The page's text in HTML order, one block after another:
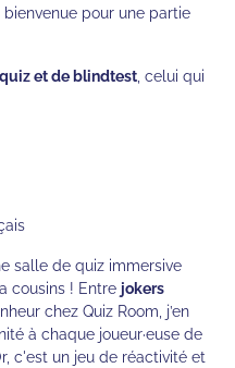
pour une partie
et de blindtest , celui qui
salle de quiz immersive
cousins ! Entre jokers
chez Quiz Room, j’en
à chaque joueur·euse de
c'est un jeu de réactivité et